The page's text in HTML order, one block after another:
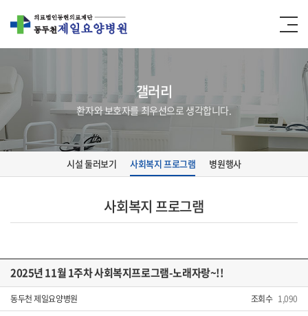
갤러리
환자와 보호자를 최우선으로 생각합니다.
시설 둘러보기 사회복지 프로그램 병원행사
사회복지 프로그램
2025년 11월 1주차 사회복지프로그램-노래자랑~!!
동두천 제일요양병원 조회수 1,090